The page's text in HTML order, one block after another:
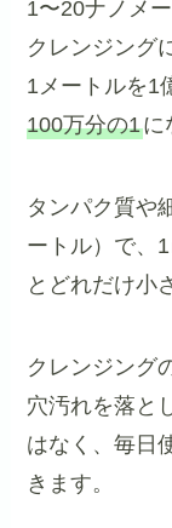
1〜20ナノメ
クレンジング
1メートルを1
100万分の1に
タンパク質や
ートル）で、
とどれだけ小
クレンジング
穴汚れを落と
はなく、毎日
きます。